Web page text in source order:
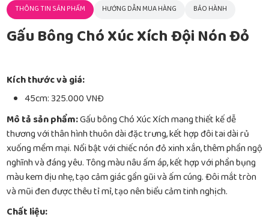
THÔNG TIN SẢN PHẨM HƯỚNG DẪN MUA HÀNG BẢO HÀNH
Gấu Bông Chó Xúc Xích Đội Nón Đỏ
Kích thước và giá:
45cm: 325.000 VNĐ
Mô tả sản phẩm:Gấu bông Chó Xúc Xích mang thiết kế dễ
thương với thân hình thuôn dài đặc trưng, kết hợp đôi tai dài rủ
xuống mềm mại. Nổi bật với chiếc nón đỏ xinh xắn, thêm phần ngộ
nghĩnh và đáng yêu. Tông màu nâu ấm áp, kết hợp với phần bụng
màu kem dịu nhẹ, tạo cảm giác gần gũi và ấm cúng. Đôi mắt tròn
và mũi đen được thêu tỉ mỉ, tạo nên biểu cảm tinh nghịch.
Chất liệu: